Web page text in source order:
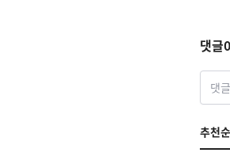
댓글0
댓
추천순